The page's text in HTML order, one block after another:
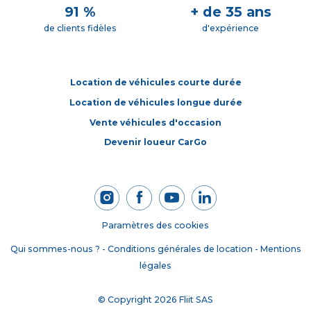
Combiné numérique 12,3' personnalisable
Condamnation centralisée
Démarrage mains libres
Détection de sous-gonflage
Elargisseurs d'aile et bas de caisse Noir Mat
Enjoliveurs de contour de vitres latérales chromés
Feux AR 3D à LED
Feux diurnes à LED avec clignotants à LED
Fixations ISOFIX sur les sièges passager AV et latéraux AR
Frein de stationnement électrique automatique
Garnissage Tissu Bruneo chine/Toile enduite Noire/Ambiance
Jantes alliage 18' PULSAR Diamantées bi-ton
91 %
de clients fidèles
+ de 35 ans
d'expérience
Location de véhicules courte durée
Location de véhicules longue durée
Vente véhicules d'occasion
Devenir loueur CarGo
Paramètres des cookies
Qui sommes-nous ? - Conditions générales de location - Mentions
légales
© Copyright 2026 Fliit SAS